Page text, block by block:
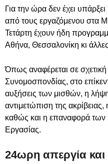
Για την ώρα δεν έχει
από τους εργαζόμενου στα
Τετάρτη έχουν ήδη
Αθήνα, Θεσσαλονίκη κι
Όπως αναφέρεται σε
Συνομοσπονδίας, στο
αυξήσεις των μισθών, η
αντιμετώπιση της
καθώς και η επαναφορά
Εργασίας.
24ωρη απεργία